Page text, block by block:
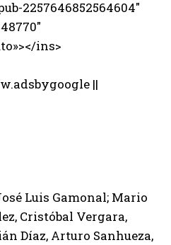
2257646852564604″
ins>
||
Luis Gamonal; Mario
Cristóbal Vergara,
Díaz, Arturo Sanhueza,